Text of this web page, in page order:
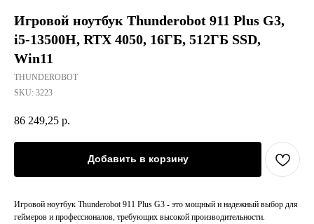
Игровой ноутбук Thunderobot 911 Plus G3,
i5-13500H, RTX 4050, 16ГБ, 512ГБ SSD,
Win11
THUNDEROBOT
SKU: 3223
86 249,25 р.
Добавить в корзину
Игровой ноутбук Thunderobot 911 Plus G3 - это мощный и надежный выбор для
геймеров и профессионалов, требующих высокой производительности.